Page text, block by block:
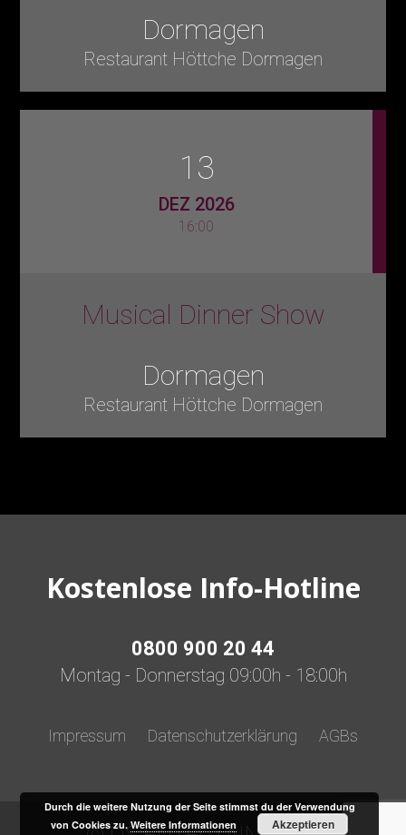
Dormagen
Restaurant Höttche Dormagen
13
DEZ 2026
16:00
Musical Dinner Show
Dormagen
Restaurant Höttche Dormagen
Kostenlose Info-Hotline
0800 900 20 44
Montag - Donnerstag 09:00h - 18:00h
Impressum Datenschutzerklärung AGBs
Durch die weitere Nutzung der Seite stimmst du der Verwendung
von Cookies zu.Weitere Informationen Akzeptieren